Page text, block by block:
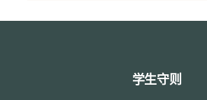
学生守则